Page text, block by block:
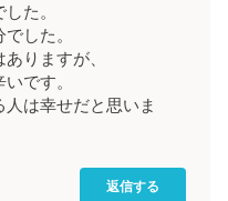
た。
した。
りますが、
です。
は幸せだと思いま
返信する